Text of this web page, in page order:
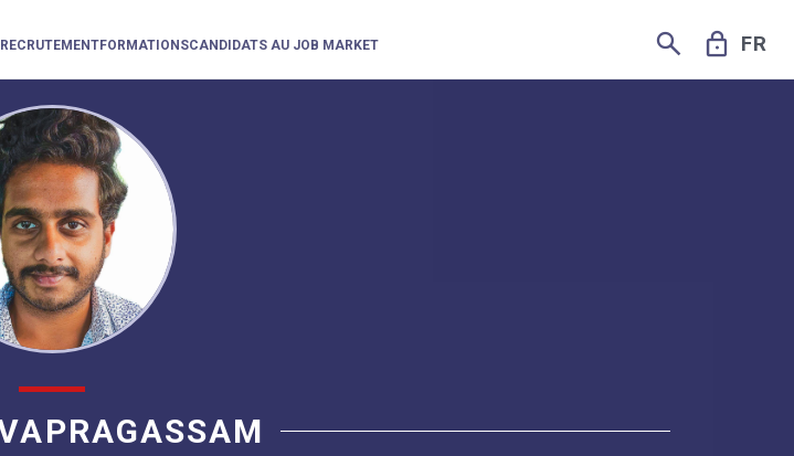
RECRUTEMENTFORMATIONSCANDIDATS AU JOB MARKET SEARCH LOCK FR